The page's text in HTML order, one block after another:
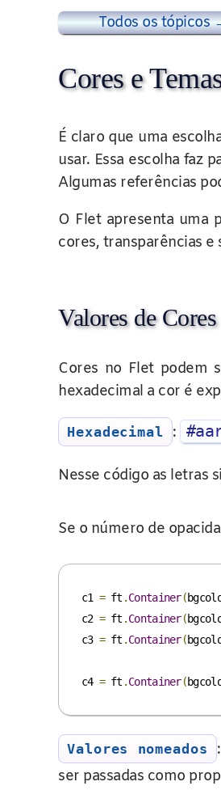
Todos os tópicos
Cores e
É claro que uma
usar. Essa escolha faz
Algumas referências
O Flet apresenta uma
cores, transparências
Valores de Cores
Cores no Flet podem
hexadecimal a cor é
Hexadecimal :
Nesse código as letras
Se o número de
c1 = ft .Container(
c2 = ft .Container(
c3 = ft .Container(
c4 = ft .Container(
Valores nomeados
ser passadas como